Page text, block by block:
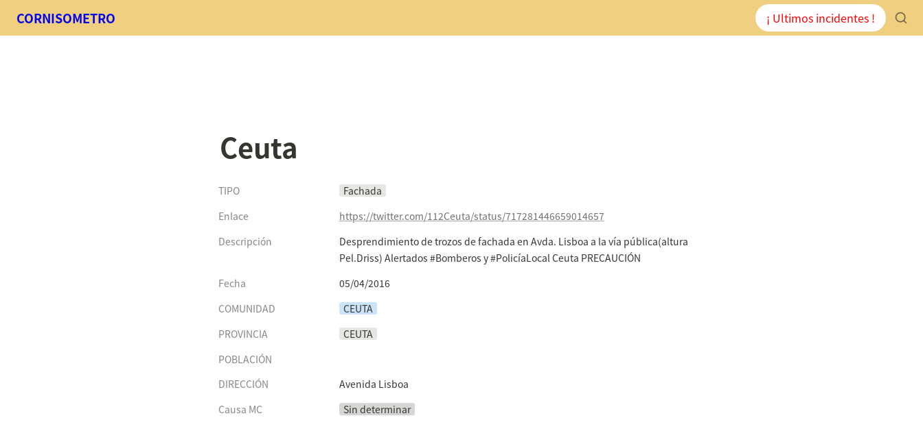
CORNISOMETRO ¡ Ultimos incidentes !
Ceuta
TIPO
Fachada
Enlace
https://twitter.com/112Ceuta/status/717281446659014657
Descripción
Desprendimiento de trozos de fachada en Avda. Lisboa a la vía pública(altura
Pel.Driss) Alertados #Bomberos y #PolicíaLocal Ceuta PRECAUCIÓN
Fecha
05/04/2016
COMUNIDAD
CEUTA
PROVINCIA
CEUTA
POBLACIÓN
DIRECCIÓN
Avenida Lisboa
Causa MC
Sin determinar